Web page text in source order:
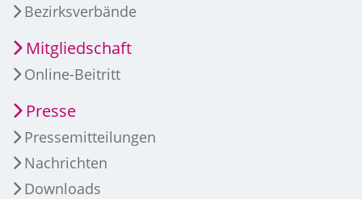
Bezirksverbände
Mitgliedschaft
Online-Beitritt
Presse
Pressemitteilungen
Nachrichten
Downloads